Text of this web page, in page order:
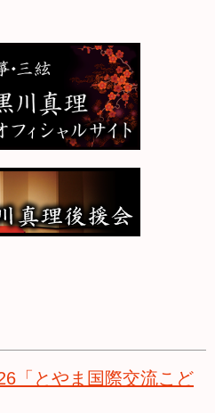
「とやま国際交流こど